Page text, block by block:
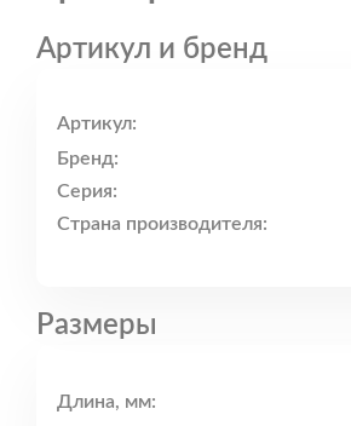
Артикул и бренд
Артикул:
Бренд:
Серия:
Страна производителя:
Размеры
Длина, мм: